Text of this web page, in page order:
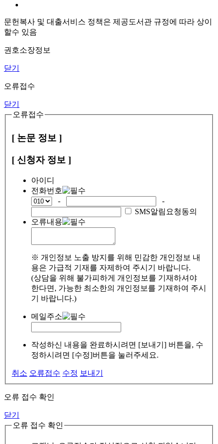
문헌복사 및 대출서비스 정책은 제공도서관 규정에 따라 상이
할수 있음
권호소장정보
닫기
오류접수
닫기
오류접수
[ 논문 정보 ]
[ 신청자 정보 ]
아이디
전화번호
-
-
SMS알림요청동의
오류내용
※ 개인정보 노출 방지를 위해 민감한 개인정보 내
용은 가급적 기재를 자제하여 주시기 바랍니다.
(상담을 위해 불가피하게 개인정보를 기재하셔야
한다면, 가능한 최소한의 개인정보를 기재하여 주시
기 바랍니다.)
메일주소
작성하신 내용을 완료하시려면 [보내기] 버튼을, 수
정하시려면 [수정]버튼을 눌러주세요.
취소 오류접수 수정 보내기
오류 접수 확인
닫기
오류 접수 확인